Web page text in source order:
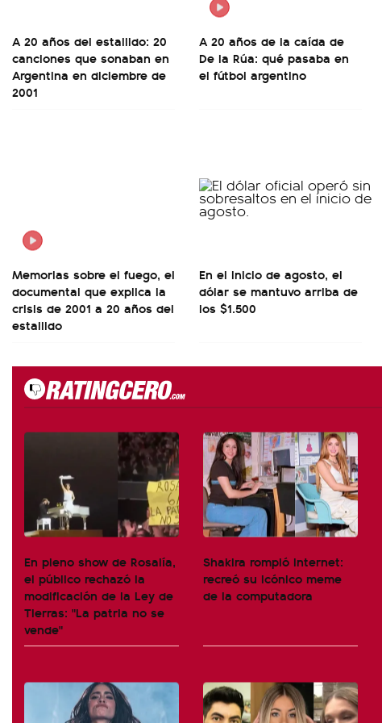
A 20 años del estallido: 20
canciones que sonaban en
Argentina en diciembre de
2001
A 20 años de la caída de
De la Rúa: qué pasaba en
el fútbol argentino
Memorias sobre el fuego, el
documental que explica la
crisis de 2001 a 20 años del
estallido
En el inicio de agosto, el
dólar se mantuvo arriba de
los $1.500
En pleno show de Rosalía,
el público rechazó la
modificación de la Ley de
Tierras: "La patria no se
vende"
Shakira rompió internet:
recreó su icónico meme
de la computadora